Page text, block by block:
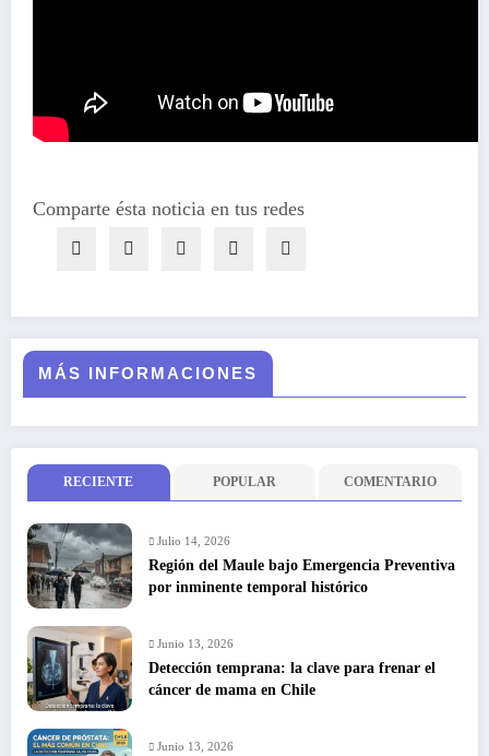
Comparte ésta noticia en tus redes
MÁS INFORMACIONES
RECIENTE POPULAR COMENTARIO
Julio 14, 2026
Región del Maule bajo Emergencia Preventiva
por inminente temporal histórico
Junio 13, 2026
Detección temprana: la clave para frenar el
cáncer de mama en Chile
Junio 13, 2026